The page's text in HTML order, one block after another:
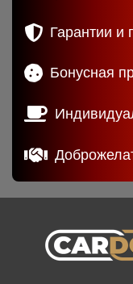
Гарантии и
Бонусная